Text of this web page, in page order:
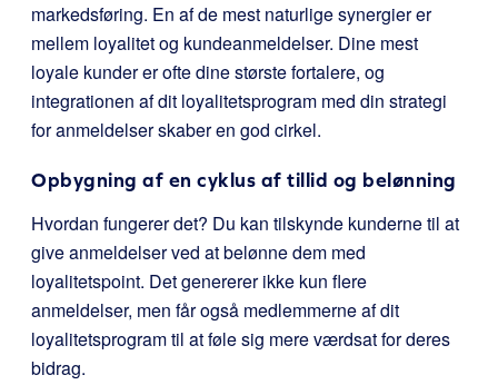
markedsføring. En af de mest naturlige synergier er
mellem loyalitet og kundeanmeldelser. Dine mest
loyale kunder er ofte dine største fortalere, og
integrationen af dit loyalitetsprogram med din strategi
for anmeldelser skaber en god cirkel.
Opbygning af en cyklus af tillid og belønning
Hvordan fungerer det? Du kan tilskynde kunderne til at
give anmeldelser ved at belønne dem med
loyalitetspoint. Det genererer ikke kun flere
anmeldelser, men får også medlemmerne af dit
loyalitetsprogram til at føle sig mere værdsat for deres
bidrag.